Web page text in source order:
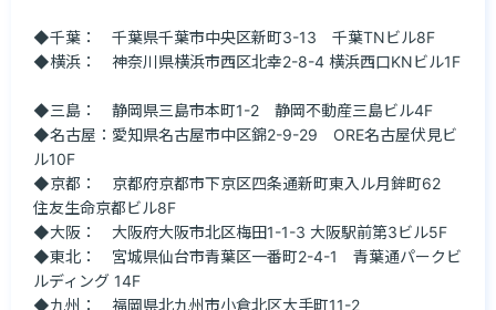
◆千葉：　千葉県千葉市中央区新町3-13　千葉TNビル8F
◆横浜：　神奈川県横浜市西区北幸2-8-4 横浜西口KNビル1F
◆三島：　静岡県三島市本町1-2　静岡不動産三島ビル4F
◆名古屋：愛知県名古屋市中区錦2-9-29　ORE名古屋伏見ビ
ル10F
◆京都：　京都府京都市下京区四条通新町東入ル月鉾町62
住友生命京都ビル8F
◆大阪：　大阪府大阪市北区梅田1-1-3 大阪駅前第3ビル5F
◆東北：　宮城県仙台市青葉区一番町2-4-1　青葉通パークビ
ルディング 14F
◆九州：　福岡県北九州市小倉北区大手町11-2